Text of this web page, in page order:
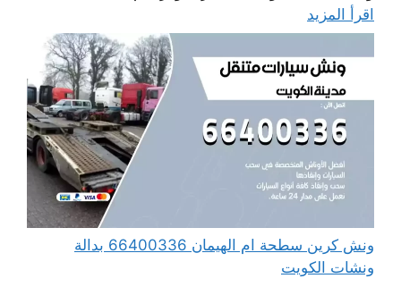
اقرأ المزيد
ونش كرين سطحة ام الهيمان 66400336 بدالة
ونشات الكويت